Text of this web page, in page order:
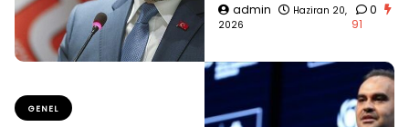
admin
Haziran 20,
2026
0
91
GENEL